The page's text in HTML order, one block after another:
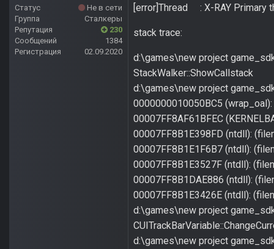
Статус
Не в сети
Группа
Сталкеры
Репутация
230
Сообщений
1384
Регистрация
02.09.2020
[error]Thread : X-RAY Primary
stack trace:
d:\games\new project
StackWalker::ShowCallstack
d:\games\new project
0000000010050BC5
00007FF8AF61BFEC
00007FF8B1E398FD (ntdll):
00007FF8B1E1F6B7 (ntdll):
00007FF8B1E3527F (ntdll):
00007FF8B1DAE886 (ntdll):
00007FF8B1E3426E (ntdll):
d:\games\new project
d:\games\new project